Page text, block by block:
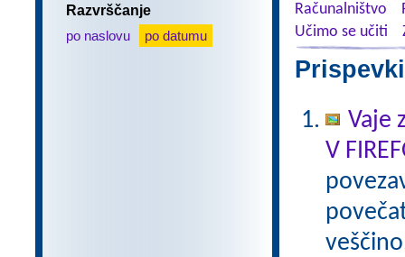
Razvrščanje
po naslovu
po datumu
Računalništvo
Učimo se učiti
Vaje
V